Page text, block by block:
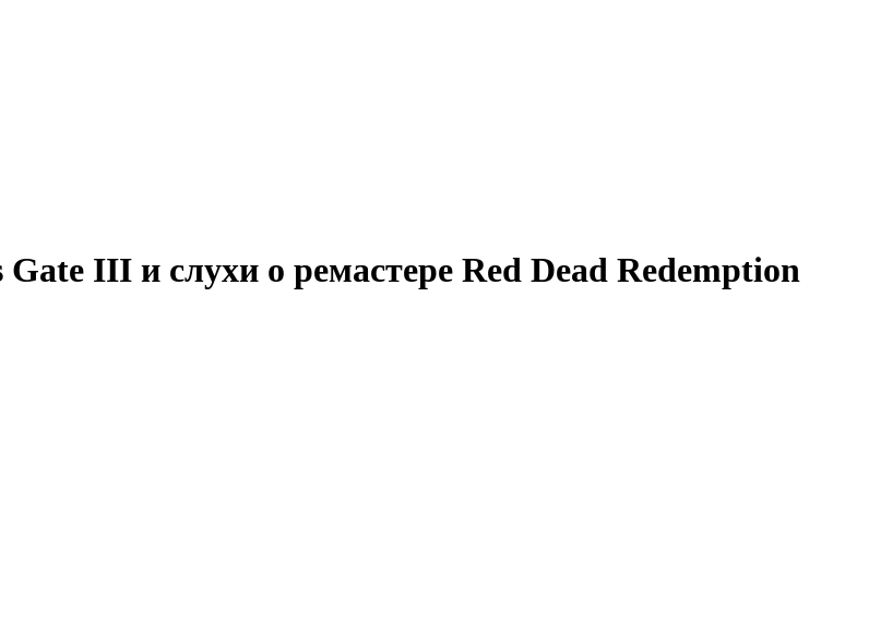
III и слухи о ремастере Red Dead Redemption